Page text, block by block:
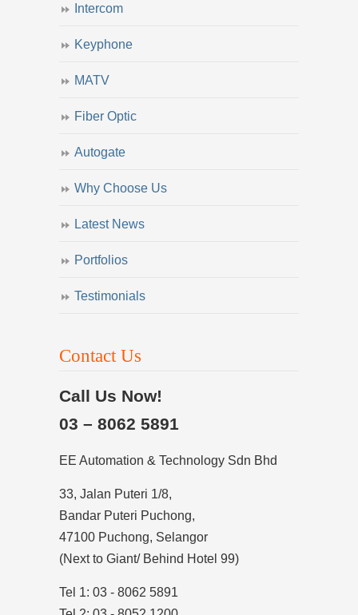
Intercom
Keyphone
MATV
Fiber Optic
Autogate
Why Choose Us
Latest News
Portfolios
Testimonials
Contact Us
Call Us Now!
03 – 8062 5891
EE Automation & Technology Sdn Bhd
33, Jalan Puteri 1/8,
Bandar Puteri Puchong,
47100 Puchong, Selangor
(Next to Giant/ Behind Hotel 99)
Tel 1: 03 - 8062 5891